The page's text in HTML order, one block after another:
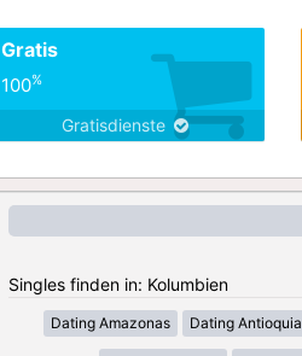
Gratis
100%
Gratisdienste
Singles finden in: Kolumbien
Dating Amazonas Dating Antioquia